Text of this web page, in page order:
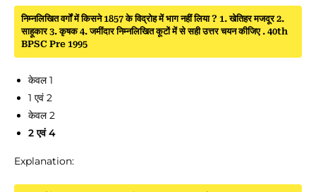
निम्नलिखित वर्गों में किसने 1857 के विद्रोह में भाग नहीं लिया ? 1. खेतिहर मजदूर 2.
साहूकार 3. कृषक 4. जमींदार निम्नलिखित कूटों में से सही उत्तर चयन कीजिए . 40th
BPSC Pre 1995
केवल 1
1 एवं 2
केवल 2
2 एवं 4
Explanation: